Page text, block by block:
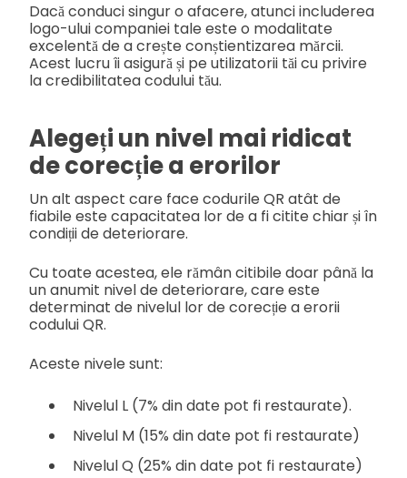
Dacă conduci singur o afacere, atunci includerea
logo-ului companiei tale este o modalitate
excelentă de a crește conștientizarea mărcii.
Acest lucru îi asigură și pe utilizatorii tăi cu privire
la credibilitatea codului tău.
Alegeți un nivel mai ridicat
de corecție a erorilor
Un alt aspect care face codurile QR atât de
fiabile este capacitatea lor de a fi citite chiar și în
condiții de deteriorare.
Cu toate acestea, ele rămân citibile doar până la
un anumit nivel de deteriorare, care este
determinat de nivelul lor de corecție a erorii
codului QR.
Aceste nivele sunt:
Nivelul L (7% din date pot fi restaurate).
Nivelul M (15% din date pot fi restaurate)
Nivelul Q (25% din date pot fi restaurate)